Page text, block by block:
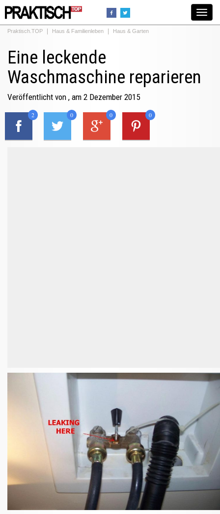
Toggle
Praktisch.TOP Haus & Familienleben Haus & Garten
Eine leckende
Waschmaschine reparieren
Veröffentlicht von , am 2 Dezember 2015
2 0 0 0